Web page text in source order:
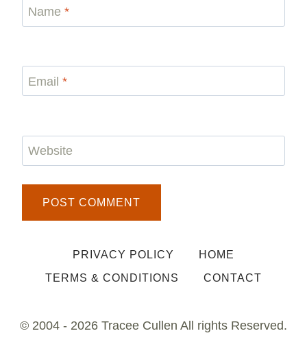
Name *
Email *
Website
PRIVACY POLICY HOME
TERMS & CONDITIONS CONTACT
© 2004 - 2026 Tracee Cullen All rights Reserved.